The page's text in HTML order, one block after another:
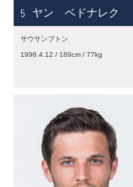
5 ヤン ベドナレク
サウサンプトン
1996.4.12 / 189cm / 77kg